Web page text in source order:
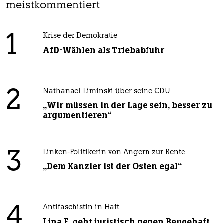
meistkommentiert
1 Krise der Demokratie
AfD-Wählen als Triebabfuhr
2 Nathanael Liminski über seine CDU
„Wir müssen in der Lage sein, besser zu
argumentieren“
3 Linken-Politikerin von Angern zur Rente
„Dem Kanzler ist der Osten egal“
Antifaschistin in Haft